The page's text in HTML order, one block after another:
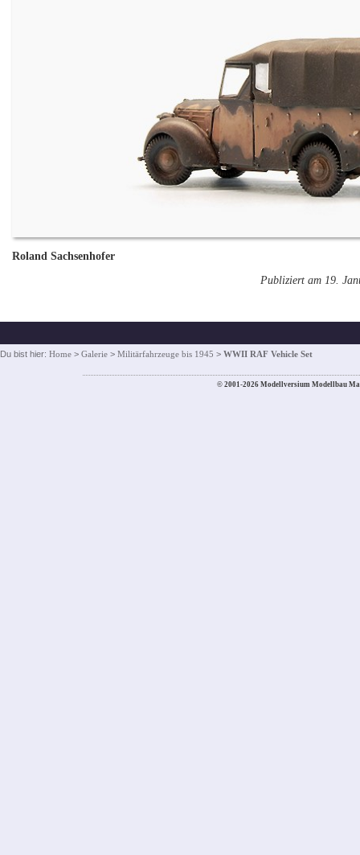
Roland Sachsenhofer
Publiziert am 19.
Du bist hier: Home > Galerie > Militärfahrzeuge bis 1945 > WWII RAF Vehicle Set
© 2001-2026 Modellversium Modellbau